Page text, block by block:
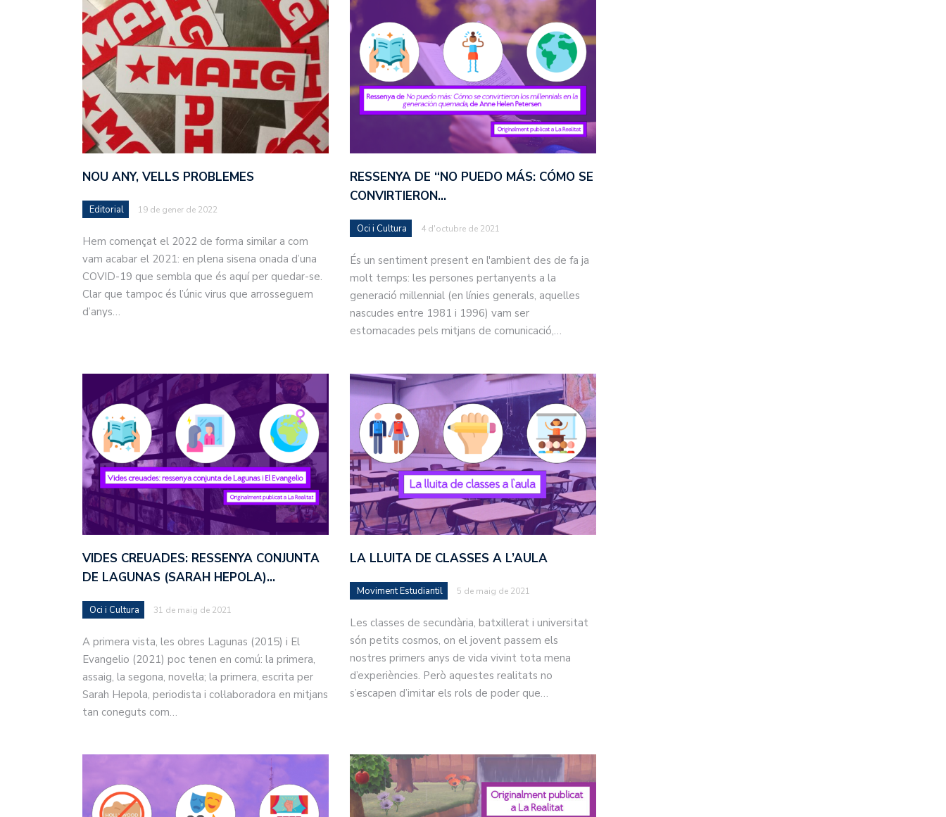
NOU ANY, VELLS PROBLEMES
Editorial 19 de gener de 2022
Hem començat el 2022 de forma similar a com
vam acabar el 2021: en plena sisena onada d’una
COVID-19 que sembla que és aquí per quedar-se.
Clar que tampoc és l’únic virus que arrosseguem
d’anys…
RESSENYA DE “NO PUEDO MÁS: CÓMO SE
CONVIRTIERON…
Oci i Cultura 4 d'octubre de 2021
És un sentiment present en l'ambient des de fa ja
molt temps: les persones pertanyents a la
generació millennial (en línies generals, aquelles
nascudes entre 1981 i 1996) vam ser
estomacades pels mitjans de comunicació,…
VIDES CREUADES: RESSENYA CONJUNTA
DE LAGUNAS (SARAH HEPOLA)…
Oci i Cultura 31 de maig de 2021
A primera vista, les obres Lagunas (2015) i El
Evangelio (2021) poc tenen en comú: la primera,
assaig, la segona, novel·la; la primera, escrita per
Sarah Hepola, periodista i col·laboradora en mitjans
tan coneguts com…
LA LLUITA DE CLASSES A L’AULA
Moviment Estudiantil 5 de maig de 2021
Les classes de secundària, batxillerat i universitat
són petits cosmos, on el jovent passem els
nostres primers anys de vida vivint tota mena
d’experiències. Però aquestes realitats no
s’escapen d’imitar els rols de poder que…